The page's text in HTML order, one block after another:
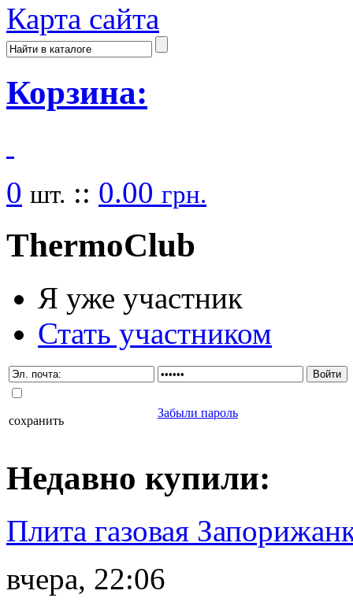
Карта сайта
Корзина:
0 шт. :: 0.00 грн.
ThermoClub
Я уже участник
Стать участником
сохранить
Забыли пароль
Недавно купили:
Плита газовая
вчера, 22:06